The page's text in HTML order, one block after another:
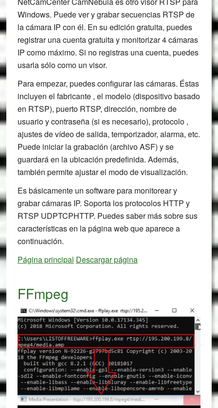
Windows. Puede ver y grabar secuencias RTSP de
la cámara IP con él. En su edición gratuita, puedes
registrar una cuenta gratuita y monitorizar 4 cámaras
IP como máximo. Si no registras una cuenta, puedes
usarla sólo como un visor.
Para empezar, puedes configurar las cámaras. Éstas
incluyen el fabricante , el modelo (dispositivo basado
en RTSP), puerto RTSP, dirección, nombre de
usuario y contraseña (si es necesario), protocolo ,
ajustes de vídeo de salida, temporizador, alarma, etc.
Puede iniciar la grabación (archivo ASF) y se
guardará en la ubicación predefinida. Además,
también permite ajustar el modo de visualización.
Es básicamente un software para monitorear y
grabar cámaras IP. Soporta los protocolos HTTP y
RTSP UDPTCPHTTP. Puedes saber más sobre sus
características en la página web que aparece a
continuación.
Página principal Descargar página
FFmpeg